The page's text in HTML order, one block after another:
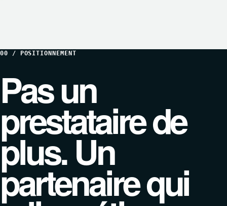
00 / POSITIONNEMENT
Pas un
prestataire de
plus. Un
partenaire qui